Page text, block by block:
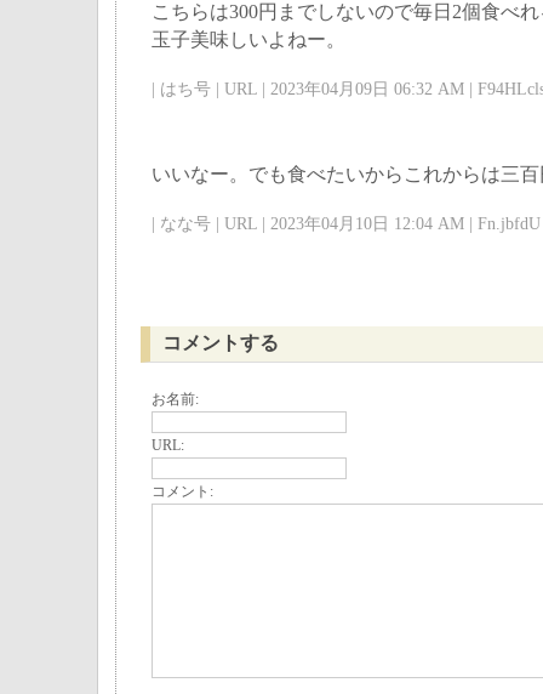
こちらは300円までしないので毎日2個食べ
玉子美味しいよねー。
| はち号 | URL | 2023年04月09日 06:32 AM |
いいなー。でも食べたいからこれからは三
| なな号 | URL | 2023年04月10日 12:04 AM |
コメントする
お名前:
URL:
コメント: